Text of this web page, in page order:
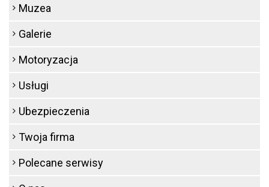
Muzea
Galerie
Motoryzacja
Usługi
Ubezpieczenia
Twoja firma
Polecane serwisy